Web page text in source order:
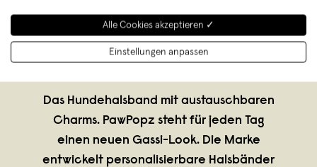
PawPopz,München
Das Hundehalsband mit austauschbaren
Charms. PawPopz steht für jeden Tag
einen neuen Gassi-Look. Die Marke
entwickelt personalisierbare Halsbänder
Alle Cookies akzeptieren ✓
Einstellungen anpassen